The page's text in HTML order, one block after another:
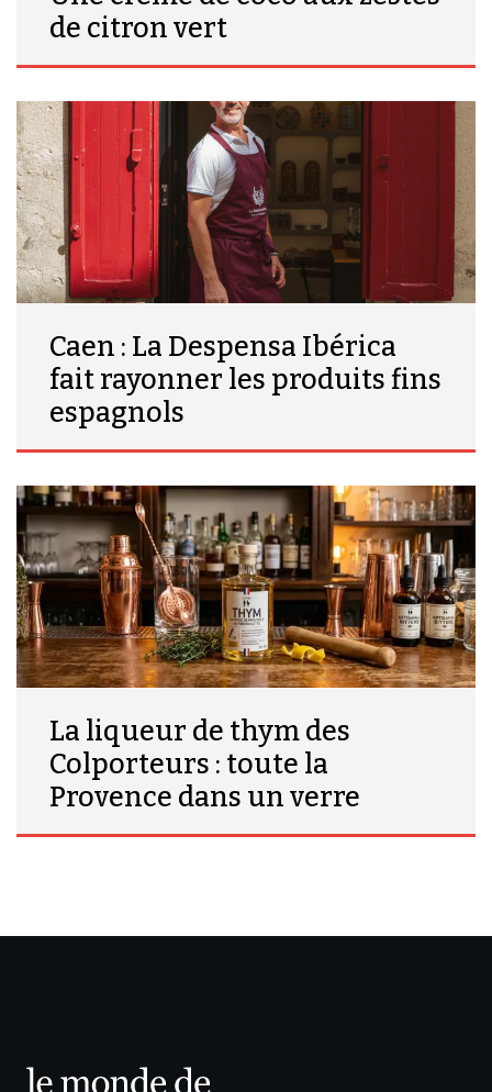
de citron vert
Caen : La Despensa Ibérica
fait rayonner les produits fins
espagnols
La liqueur de thym des
Colporteurs : toute la
Provence dans un verre